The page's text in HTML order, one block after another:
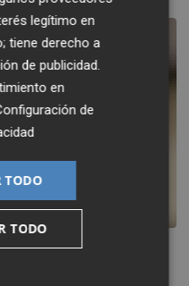
personación civil
y atípica"
legítimo en
tiene derecho a
de publicidad.
en
de
TODO
TODO